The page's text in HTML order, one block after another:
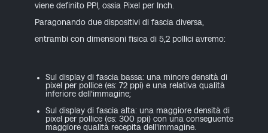
viene definito PPI, ossia Pixel per Inch.
Paragonando due dispositivi di fascia diversa,
entrambi con dimensioni fisica di 5,2 pollici avremo:
Sul display di fascia bassa: una minore densità di
pixel per pollice (es: 72 ppi)e una relativa qualità
inferiore dell'immagine;
Sul display di fascia alta: una maggiore densità di
pixel per pollice(es: 300 ppi)con una conseguente
maggiore qualità recepita dell'immagine.